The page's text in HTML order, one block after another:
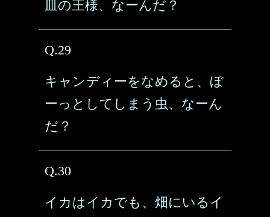
皿の王様、なーんだ？
Q.29
キャンディーをなめると、ぼ
ーっとしてしまう虫、なーん
だ？
Q.30
イカはイカでも、畑にいるイ